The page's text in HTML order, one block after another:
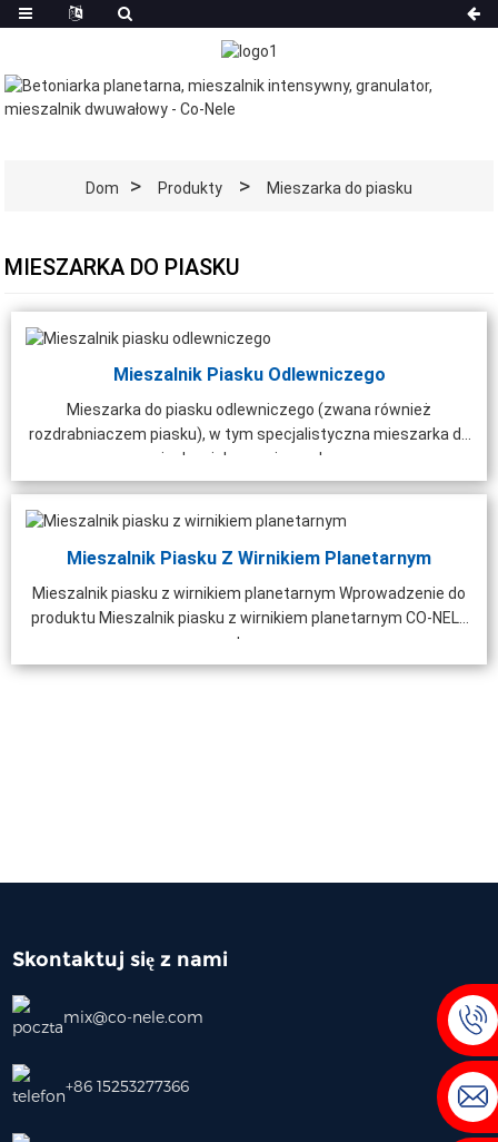
Dom Produkty Mieszarka do piasku
MIESZARKA DO PIASKU
Mieszalnik Piasku Odlewniczego
Mieszarka do piasku odlewniczego (zwana również
rozdrabniaczem piasku), w tym specjalistyczna mieszarka do
piasku zielonego i wysoka...
Mieszalnik Piasku Z Wirnikiem Planetarnym
Mieszalnik piasku z wirnikiem planetarnym Wprowadzenie do
produktu Mieszalnik piasku z wirnikiem planetarnym CO-NELE
to ...
Skontaktuj się z nami
mix@co-nele.com
+86 15253277366